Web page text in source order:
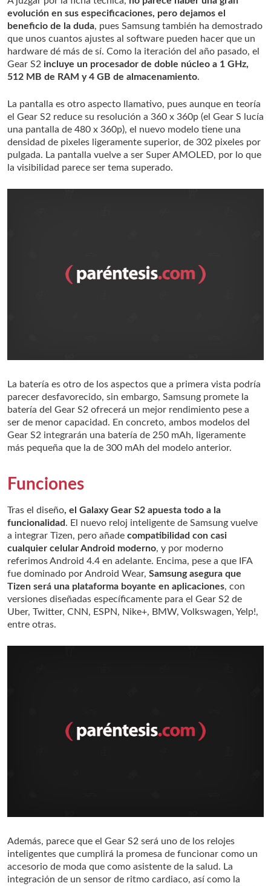
evolución en sus especificaciones, pero dejamos el
beneficio de la duda, pues Samsung también ha demostrado
que unos cuantos ajustes al software pueden hacer que un
hardware dé más de sí. Como la iteración del año pasado, el
Gear S2 incluye un procesador de doble núcleo a 1 GHz,
512 MB de RAM y 4 GB de almacenamiento.
La pantalla es otro aspecto llamativo, pues aunque en teoría
el Gear S2 reduce su resolución a 360 x 360p (el Gear S lucía
una pantalla de 480 x 360p), el nuevo modelo tiene una
densidad de pixeles ligeramente superior, de 302 pixeles por
pulgada. La pantalla vuelve a ser Super AMOLED, por lo que
la visibilidad parece ser tema superado.
La batería es otro de los aspectos que a primera vista podría
parecer desfavorecido, sin embargo, Samsung promete la
batería del Gear S2 ofrecerá un mejor rendimiento pese a
ser de menor capacidad. En concreto, ambos modelos del
Gear S2 integrarán una batería de 250 mAh, ligeramente
más pequeña que la de 300 mAh del modelo anterior.
Funciones
Tras el diseño, el Galaxy Gear S2 apuesta todo a la
funcionalidad. El nuevo reloj inteligente de Samsung vuelve
a integrar Tizen, pero añade compatibilidad con casi
cualquier celular Android moderno, y por moderno
referimos Android 4.4 en adelante. Encima, pese a que IFA
fue dominado por Android Wear, Samsung asegura que
Tizen será una plataforma boyante en aplicaciones, con
versiones diseñadas específicamente para el Gear S2 de
Uber, Twitter, CNN, ESPN, Nike+, BMW, Volkswagen, Yelp!,
entre otras.
Además, parece que el Gear S2 será uno de los relojes
inteligentes que cumplirá la promesa de funcionar como un
accesorio de moda que como asistente de la salud. La
integración de un sensor de ritmo cardiaco, así como la